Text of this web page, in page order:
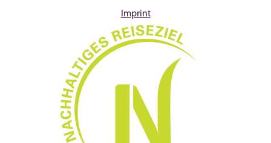
Imprint